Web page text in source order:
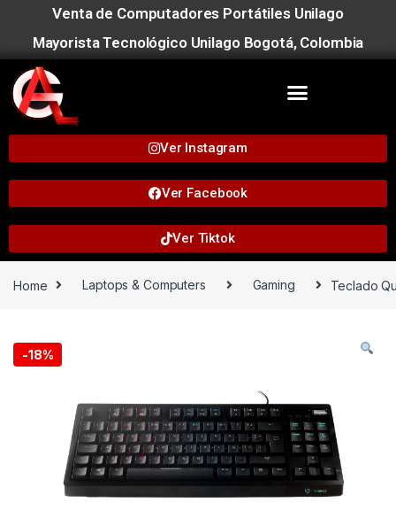
Venta de Computadores Portátiles Unilago
Mayorista Tecnológico Unilago Bogotá, Colombia
Ver Instagram
Ver Facebook
Ver Tiktok
Home Laptops & Computers Gaming Teclado
-18%